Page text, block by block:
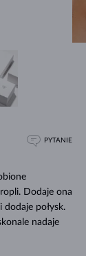
Dodaje ona
połysk.
nadaje
PYTANIE